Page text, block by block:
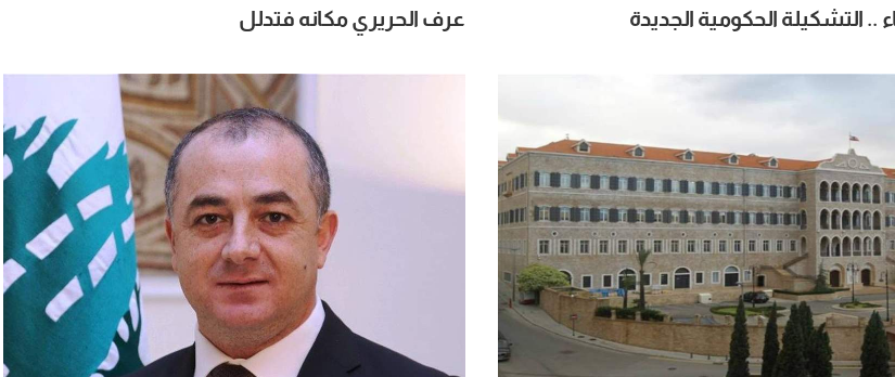
.. التشكيلة الحكومية الجديدة عرف الحريري مكانه فتدلل